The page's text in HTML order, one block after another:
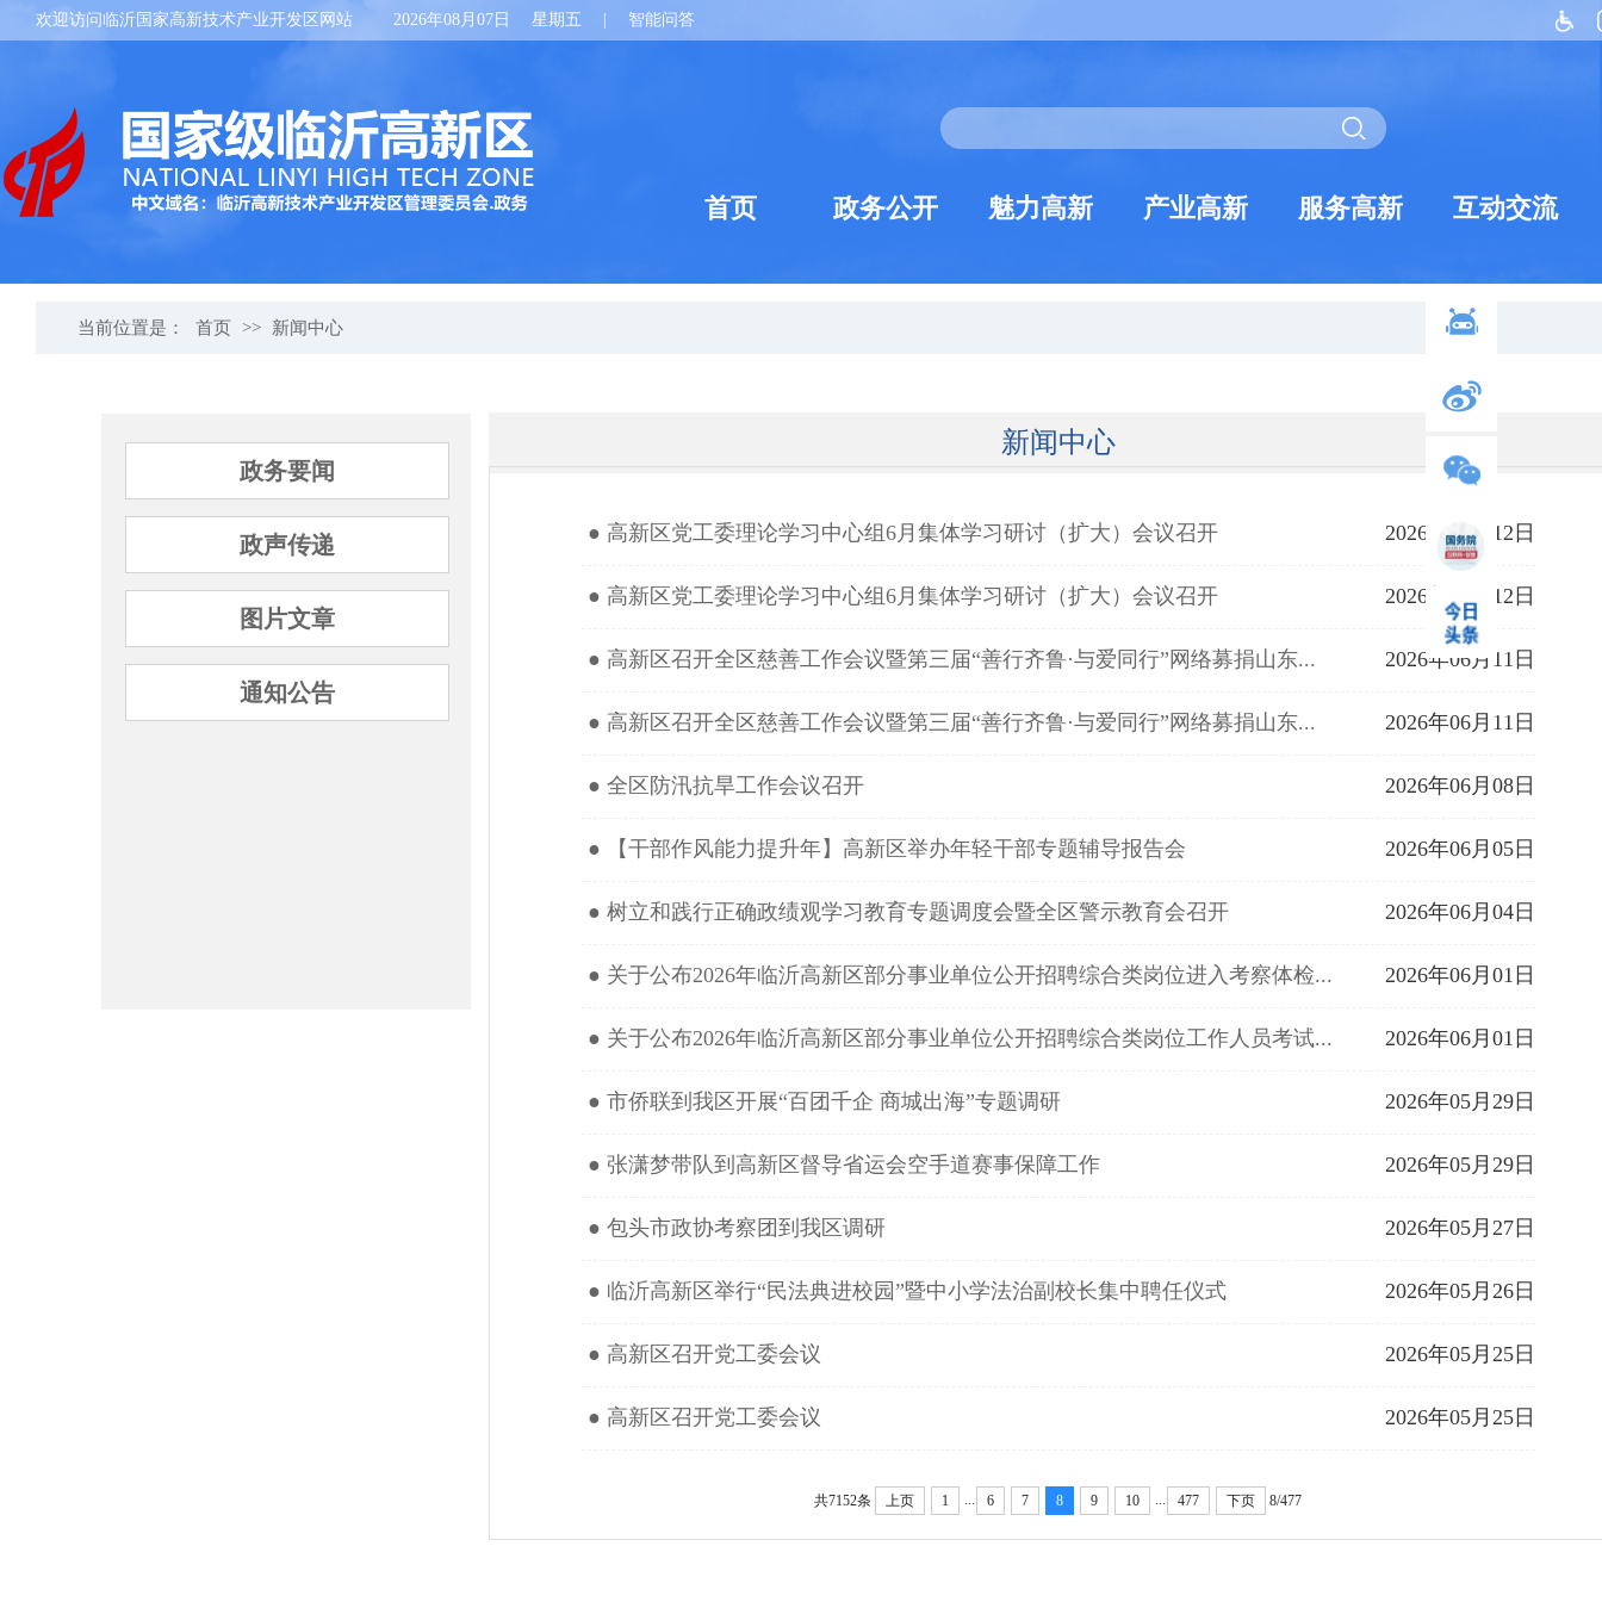
欢迎访问临沂国家高新技术产业开发区网站 2026年08月07日 星期五 智能问答
首页 政务公开 魅力高新 产业高新 服务高新 互动交流
当前位置是： 首页 >> 新闻中心
政务要闻
政声传递
图片文章
通知公告
新闻中心
● 高新区党工委理论学习中心组6月集体学习研讨（扩大）会议召开 2026年06月12日
● 高新区党工委理论学习中心组6月集体学习研讨（扩大）会议召开 2026年06月12日
● 高新区召开全区慈善工作会议暨第三届“善行齐鲁·与爱同行”网络募捐山东... 2026年06月11日
● 高新区召开全区慈善工作会议暨第三届“善行齐鲁·与爱同行”网络募捐山东... 2026年06月11日
● 全区防汛抗旱工作会议召开 2026年06月08日
● 【干部作风能力提升年】高新区举办年轻干部专题辅导报告会 2026年06月05日
● 树立和践行正确政绩观学习教育专题调度会暨全区警示教育会召开 2026年06月04日
● 关于公布2026年临沂高新区部分事业单位公开招聘综合类岗位进入考察体检... 2026年06月01日
● 关于公布2026年临沂高新区部分事业单位公开招聘综合类岗位工作人员考试... 2026年06月01日
● 市侨联到我区开展“百团千企 商城出海”专题调研 2026年05月29日
● 张潇梦带队到高新区督导省运会空手道赛事保障工作 2026年05月29日
● 包头市政协考察团到我区调研 2026年05月27日
● 临沂高新区举行“民法典进校园”暨中小学法治副校长集中聘任仪式 2026年05月26日
● 高新区召开党工委会议 2026年05月25日
● 高新区召开党工委会议 2026年05月25日
共7152条 上页 1 6 7 8 9 10 477 下页 8/477